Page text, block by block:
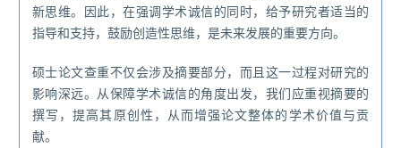
新思维。因此，在强调学术诚信的同时，给予研究者适当的
指导和支持，鼓励创造性思维，是未来发展的重要方向。
硕士论文查重不仅会涉及摘要部分，而且这一过程对研究的
影响深远。从保障学术诚信的角度出发，我们应重视摘要的
撰写，提高其原创性，从而增强论文整体的学术价值与贡
献。